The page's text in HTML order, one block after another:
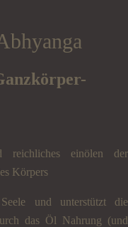
reichliches einölen der
Körpers
und unterstützt die
das Öl Nahrung (und